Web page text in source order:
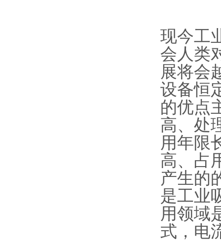
现今工
会人类
展将会
设备恒
的优点
高、处
用年限
高、占
产生的
是工业
用领域
式，电